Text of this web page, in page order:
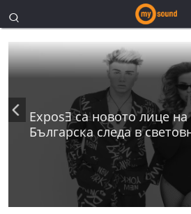
ExposƎ са новото лице на
Българска следа в